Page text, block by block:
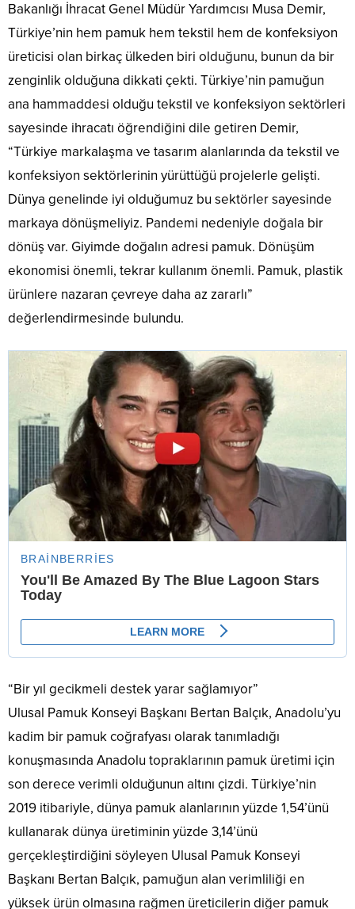
Bakanlığı İhracat Genel Müdür Yardımcısı Musa Demir,
Türkiye’nin hem pamuk hem tekstil hem de konfeksiyon
üreticisi olan birkaç ülkeden biri olduğunu, bunun da bir
zenginlik olduğuna dikkati çekti. Türkiye’nin pamuğun
ana hammaddesi olduğu tekstil ve konfeksiyon sektörleri
sayesinde ihracatı öğrendiğini dile getiren Demir,
“Türkiye markalaşma ve tasarım alanlarında da tekstil ve
konfeksiyon sektörlerinin yürüttüğü projelerle gelişti.
Dünya genelinde iyi olduğumuz bu sektörler sayesinde
markaya dönüşmeliyiz. Pandemi nedeniyle doğala bir
dönüş var. Giyimde doğalın adresi pamuk. Dönüşüm
ekonomisi önemli, tekrar kullanım önemli. Pamuk, plastik
ürünlere nazaran çevreye daha az zararlı”
değerlendirmesinde bulundu.
“Bir yıl gecikmeli destek yarar sağlamıyor”
Ulusal Pamuk Konseyi Başkanı Bertan Balçık, Anadolu’yu
kadim bir pamuk coğrafyası olarak tanımladığı
konuşmasında Anadolu topraklarının pamuk üretimi için
son derece verimli olduğunun altını çizdi. Türkiye’nin
2019 itibariyle, dünya pamuk alanlarının yüzde 1,54’ünü
kullanarak dünya üretiminin yüzde 3,14’ünü
gerçekleştirdiğini söyleyen Ulusal Pamuk Konseyi
Başkanı Bertan Balçık, pamuğun alan verimliliği en
yüksek ürün olmasına rağmen üreticilerin diğer pamuk